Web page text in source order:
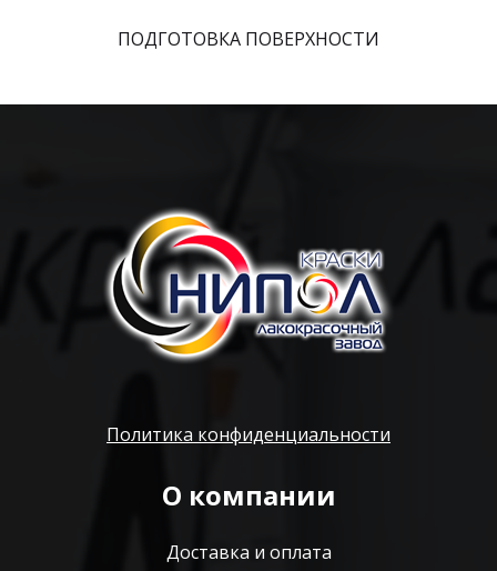
ПОДГОТОВКА ПОВЕРХНОСТИ
Политика конфиденциальности
О компании
Доставка и оплата